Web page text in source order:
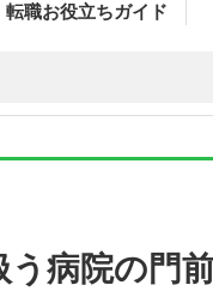
転職お役立ちガイド
病院の門